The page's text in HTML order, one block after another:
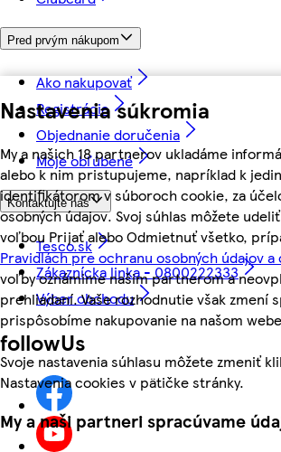
Nastavenia súkromia
My a našich 18 partnerov ukladáme
alebo k nim pristupujeme, napríklad k
identifikátorom v súboroch cookie, za
osobných údajov. Svoj súhlas môžete
voľbou Prijať alebo Odmietnuť všetko,
Pravidlách pre ochranu osobných údajov a
voľby oznámime našim partnerom a
prehliadaní. Vaše rozhodnutie však zmení
prispôsobíme nakupovanie na našom
Svoje nastavenia súhlasu môžete zmeniť
Nastavenia cookies v pätičke stránky.
My a naši partneri spracúvame
Pred prvým nákupom
Ako nakupovať
Registrácia
Objednanie doručenia
Moje obľúbené
Kontaktujte nás
Tesco.sk
Zákaznícka linka - 0800222333
Výber obchodu
followUs